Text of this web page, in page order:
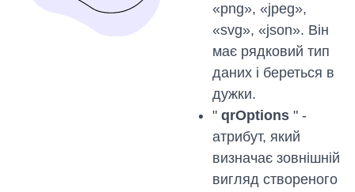
«png», «jpeg»,
«svg», «json». Він
має рядковий тип
даних і береться в
дужки.
" qrOptions " -
атрибут, який
визначає зовнішній
вигляд створеного